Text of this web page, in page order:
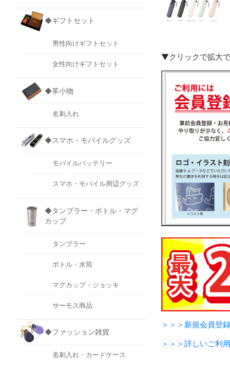
▼クリックで拡大
＞＞＞新規会員登
＞＞＞詳しいご利
◆ギフトセット
男性向けギフトセット
女性向けギフトセット
◆革小物
名刺入れ
◆スマホ・モバイルグッズ
モバイルバッテリー
スマホ・モバイル周辺グッズ
◆タンブラー・ボトル・マグ
カップ
タンブラー
ボトル・水筒
マグカップ・ジョッキ
サーモス商品
◆ファッション雑貨
名刺入れ・カードケース